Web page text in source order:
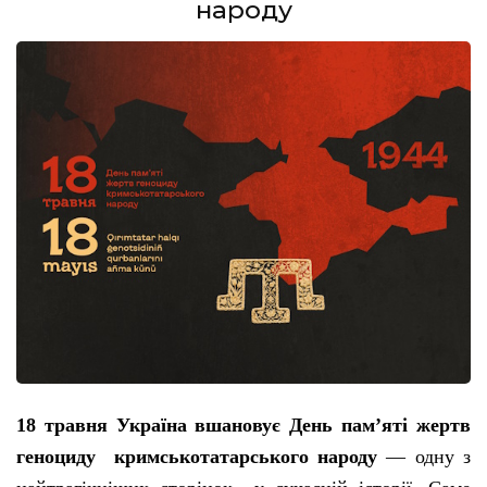
народу
18 травня Україна вшановує День пам’яті жертв
геноциду кримськотатарського народу— одну з